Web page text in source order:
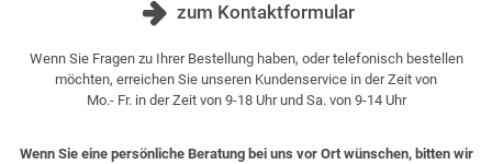
zum Kontaktformular
Wenn Sie Fragen zu Ihrer Bestellung haben, oder telefonisch bestellen
möchten, erreichen Sie unseren Kundenservice in der Zeit von
Mo.- Fr. in der Zeit von 9-18 Uhr und Sa. von 9-14 Uhr
Wenn Sie eine persönliche Beratung bei uns vor Ort wünschen, bitten wir